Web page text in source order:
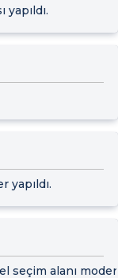
yapıldı.
seçim alanı